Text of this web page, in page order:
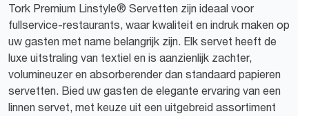
Tork Premium Linstyle® Servetten zijn ideaal voor
fullservice-restaurants, waar kwaliteit en indruk maken op
uw gasten met name belangrijk zijn. Elk servet heeft de
luxe uitstraling van textiel en is aanzienlijk zachter,
volumineuzer en absorberender dan standaard papieren
servetten. Bied uw gasten de elegante ervaring van een
linnen servet, met keuze uit een uitgebreid assortiment